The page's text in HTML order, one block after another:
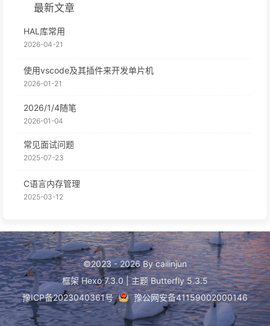
最新文章
HAL库常用
2026-04-21
使用vscode及其插件来开发单片机
2026-01-21
2026/1/4随笔
2026-01-04
常见面试问题
2025-07-23
C语言内存管理
2025-03-12
©2023 - 2026 By cailinjun
框架Hexo 7.3.0 | 主题Butterfly 5.3.5
豫ICP备2023040361号
豫公网安备41159002000146